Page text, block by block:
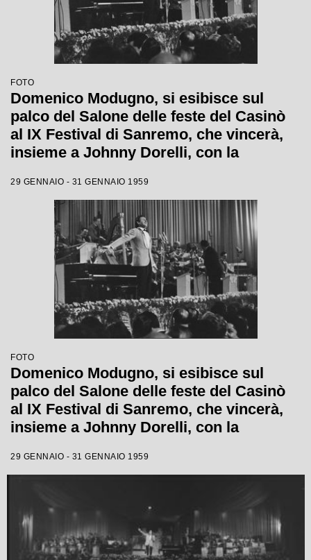
FOTO
Domenico Modugno, si esibisce sul
palco del Salone delle feste del Casinò
al IX Festival di Sanremo, che vincerà,
insieme a Johnny Dorelli, con la
29 GENNAIO - 31 GENNAIO 1959
FOTO
Domenico Modugno, si esibisce sul
palco del Salone delle feste del Casinò
al IX Festival di Sanremo, che vincerà,
insieme a Johnny Dorelli, con la
29 GENNAIO - 31 GENNAIO 1959